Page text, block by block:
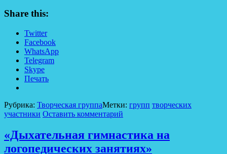
Share this:
Twitter
Facebook
WhatsApp
Telegram
Skype
Печать
Рубрика: Творческая группаМетки: групп творческих
участники Оставить комментарий
«Дыхательная гимнастика на
логопедических занятиях»